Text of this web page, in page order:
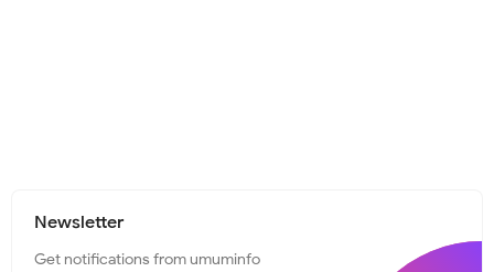
Newsletter
Get notifications from umuminfo